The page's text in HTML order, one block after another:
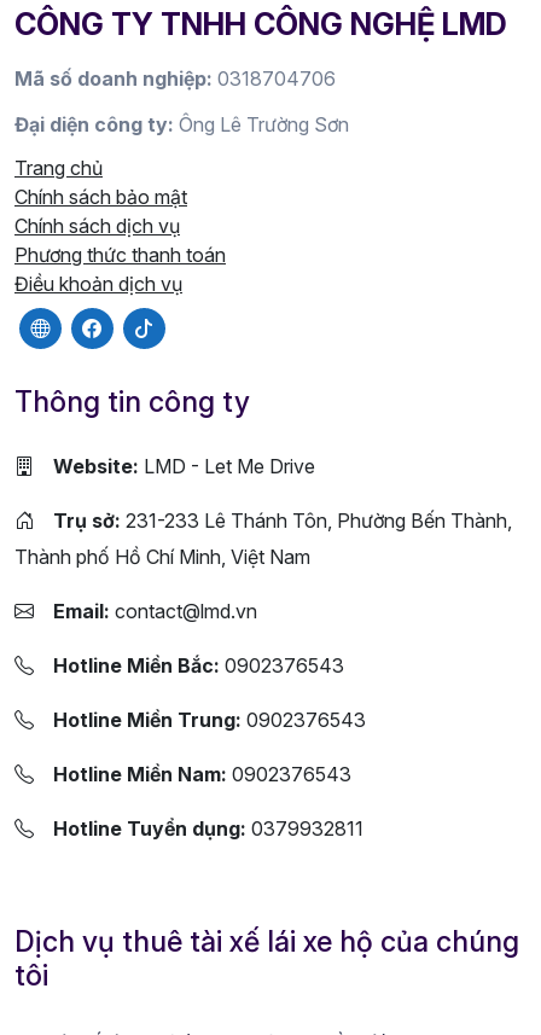
CÔNG TY TNHH CÔNG NGHỆ LMD
Mã số doanh nghiệp: 0318704706
Đại diện công ty: Ông Lê Trường Sơn
Trang chủ
Chính sách bảo mật
Chính sách dịch vụ
Phương thức thanh toán
Điều khoản dịch vụ
Thông tin công ty
Website: LMD - Let Me Drive
Trụ sở: 231-233 Lê Thánh Tôn, Phường Bến Thành,
Thành phố Hồ Chí Minh, Việt Nam
Email: contact@lmd.vn
Hotline Miền Bắc: 0902376543
Hotline Miền Trung: 0902376543
Hotline Miền Nam: 0902376543
Hotline Tuyển dụng: 0379932811
Dịch vụ thuê tài xế lái xe hộ của chúng
tôi